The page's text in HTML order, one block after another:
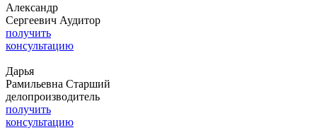
Александр
Сергеевич Аудитор
получить
консультацию
Дарья
Рамильевна Старший
делопроизводитель
получить
консультацию